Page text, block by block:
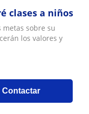
clases a niños
sobre su
los valores y
Contactar